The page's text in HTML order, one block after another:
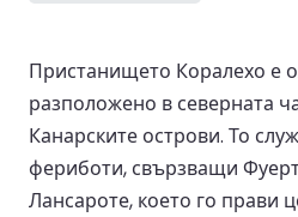
Пристанището Коралехо е
разположено в северната
Канарските острови. То
фериботи, свързващи
Лансароте, което го прави